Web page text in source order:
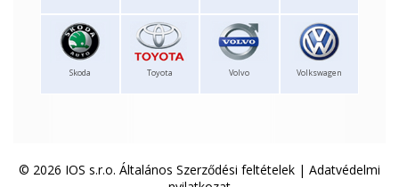
Skoda Toyota Volvo Volkswagen
© 2026 IOS s.r.o. Általános Szerződési feltételek | Adatvédelmi